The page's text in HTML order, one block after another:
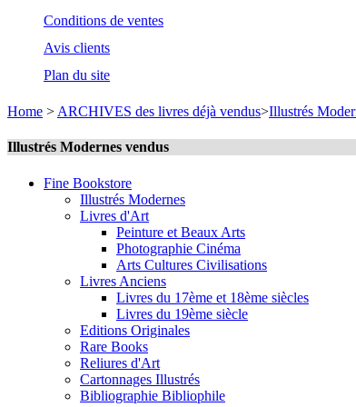
Conditions de ventes
Avis clients
Plan du site
Home > ARCHIVES des livres déjà vendus>Illustrés
Illustrés Modernes vendus
Fine Bookstore
Illustrés Modernes
Livres d'Art
Peinture et Beaux Arts
Photographie Cinéma
Arts Cultures Civilisations
Livres Anciens
Livres du 17ème et 18ème siècles
Livres du 19ème siècle
Editions Originales
Rare Books
Reliures d'Art
Cartonnages Illustrés
Bibliographie Bibliophile